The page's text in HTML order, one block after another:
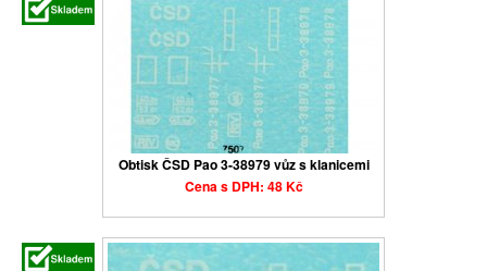
Obtisk ČSD Pao 3-38979 vůz s klanicemi
Cena s DPH: 48 Kč